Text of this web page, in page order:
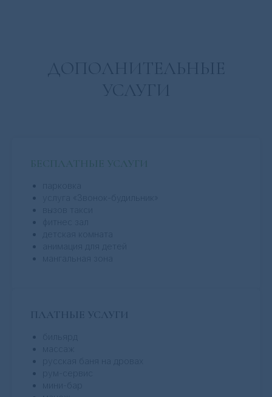
ДОПОЛНИТЕЛЬНЫЕ
УСЛУГИ
БЕСПЛАТНЫЕ УСЛУГИ
услуга «Звонок-будильник»
фитнес зал
детская комната
анимация для детей
мангальная зона
ПЛАТНЫЕ УСЛУГИ
бильярд
русская баня на дровах
рум-сервис
мини-бар